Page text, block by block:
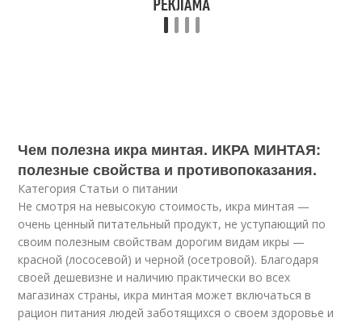
Чем полезна икра минтая. ИКРА МИНТАЯ:
полезные свойства и противопоказания.
Категория Статьи о питании
Не смотря на невысокую стоимость, икра минтая —
очень ценный питательный продукт, не уступающий по
своим полезным свойствам дорогим видам икры —
красной (лососевой) и черной (осетровой). Благодаря
своей дешевизне и наличию практически во всех
магазинах страны, икра минтая может включаться в
рацион питания людей заботящихся о своем здоровье и